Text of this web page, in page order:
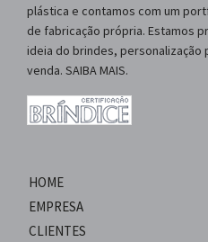
plástica e contamos com um
de fabricação própria. Estamos
ideia do brindes, personalização
venda. SAIBA MAIS.
HOME
EMPRESA
CLIENTES